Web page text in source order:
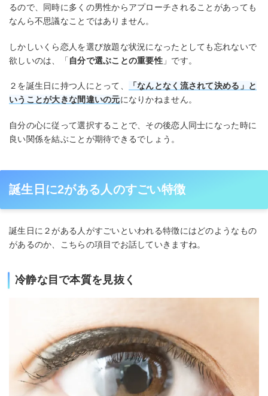
るので、同時に多くの男性からアプローチされることがあっても
なんら不思議なことではありません。
しかしいくら恋人を選び放題な状況になったとしても忘れないで
欲しいのは、「 自分で選ぶことの重要性 」です。
２を誕生日に持つ人にとって、
「なんとなく流されて決める」と
いうことが大きな間違いの元になりかねません。
自分の心に従って選択することで、その後恋人同士になった時に
良い関係を結ぶことが期待できるでしょう。
誕生日に2がある人のすごい特徴
誕生日に２がある人がすごいといわれる特徴にはどのようなもの
があるのか、こちらの項目でお話していきますね。
冷静な目で本質を見抜く